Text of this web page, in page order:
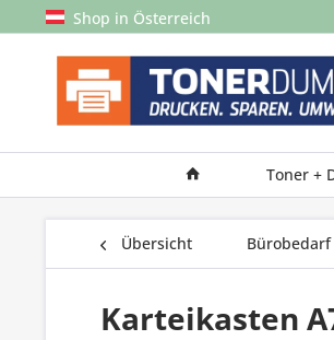
Shop in Österreich
Toner +
Übersicht Bürobedarf
Karteikasten